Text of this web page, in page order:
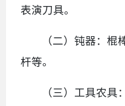
表演刀具。
（二）钝器：
杆等。
（三）工具农